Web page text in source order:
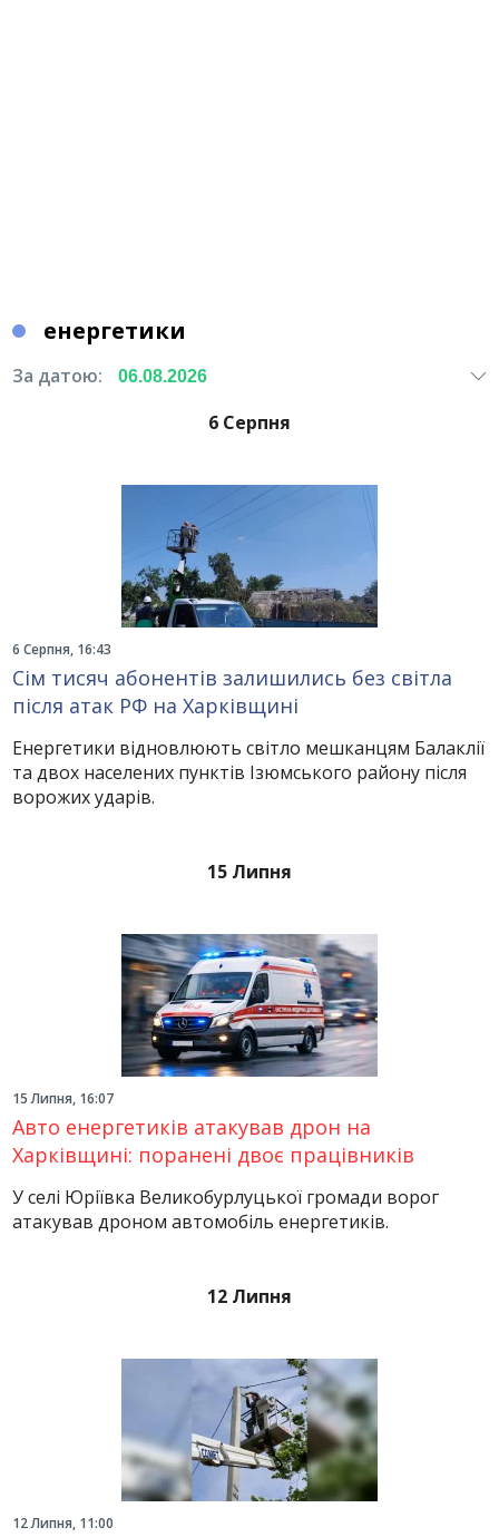
енергетики
За датою:
6 Серпня
6 Серпня, 16:43
Сім тисяч абонентів залишились без світла
після атак РФ на Харківщині
Енергетики відновлюють світло мешканцям Балаклії
та двох населених пунктів Ізюмського району після
ворожих ударів.
15 Липня
15 Липня, 16:07
Авто енергетиків атакував дрон на
Харківщині: поранені двоє працівників
У селі Юріївка Великобурлуцької громади ворог
атакував дроном автомобіль енергетиків.
12 Липня
12 Липня, 11:00